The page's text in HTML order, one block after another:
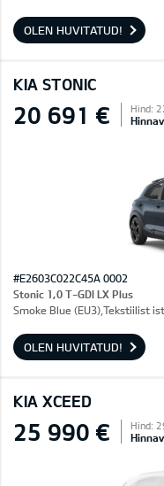
OLEN HUVITATUD!
KIA STONIC
20 691 € Hind:
#E2603C022C45A 0002
Stonic 1,0 T-GDI LX Plus
Smoke Blue (EU3),Tekstiilist
OLEN HUVITATUD!
KIA XCEED
25 990 € Hind: